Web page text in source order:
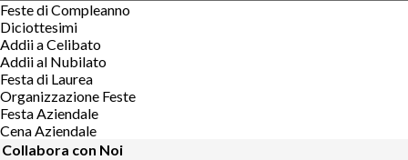
Feste di Compleanno
Diciottesimi
Addii a Celibato
Addii al Nubilato
Festa di Laurea
Organizzazione Feste
Festa Aziendale
Cena Aziendale
Collabora con Noi